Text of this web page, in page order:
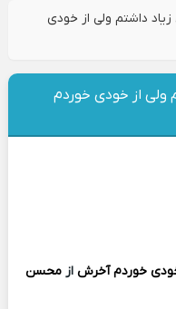
داشتم ولی از خودی
ولی از خودی خوردم
خوردم آخرش از محسن